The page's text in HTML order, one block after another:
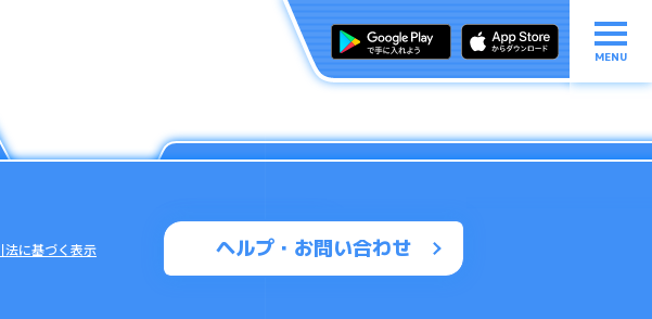
MENU
ヘルプ・お問い合わせ
法に基づく表示